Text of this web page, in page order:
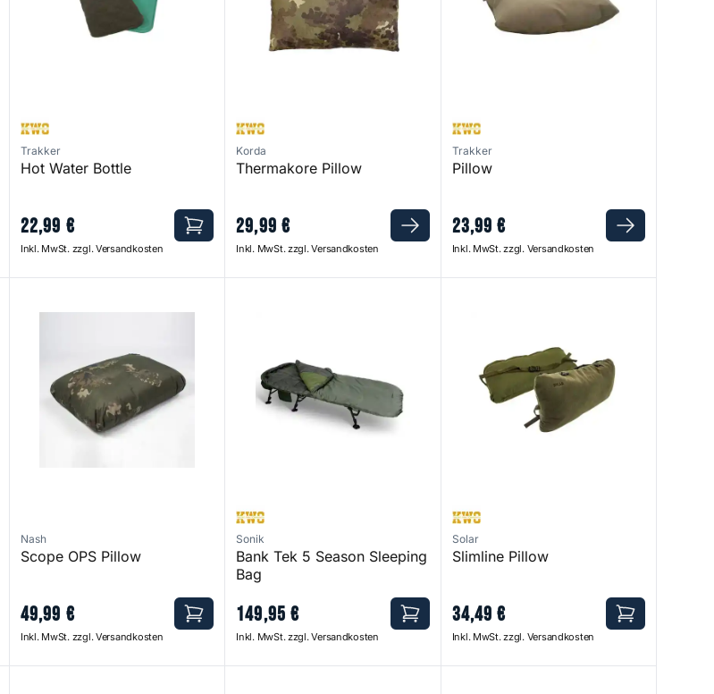
Trakker
Hot Water Bottle
22,99 €
Inkl. MwSt. zzgl. Versandkosten
Korda
Thermakore Pillow
29,99 €
Inkl. MwSt. zzgl. Versandkosten
Trakker
Pillow
23,99 €
Inkl. MwSt. zzgl. Versandkosten
Nash
Scope OPS Pillow
49,99 €
Inkl. MwSt. zzgl. Versandkosten
Sonik
Bank Tek 5 Season Sleeping
Bag
149,95 €
Inkl. MwSt. zzgl. Versandkosten
Solar
Slimline Pillow
34,49 €
Inkl. MwSt. zzgl. Versandkosten